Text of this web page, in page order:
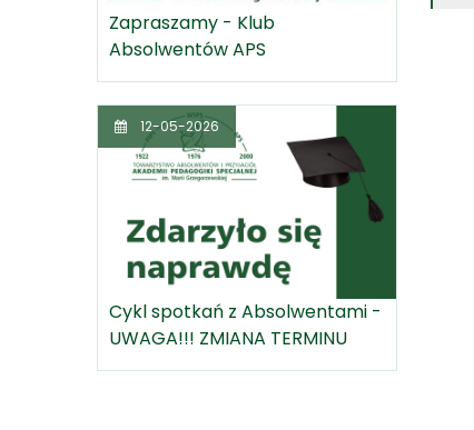
Zapraszamy - Klub
Absolwentów APS
12-05-2026
Cykl spotkań z Absolwentami -
UWAGA!!! ZMIANA TERMINU